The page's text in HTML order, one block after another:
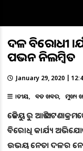
ଦଳ ବିରୋଧୀ
ପଭନ ନିଲମ୍ବିତ
January 29, 2020 |
ଜାତୀୟ ବଡ ଖବର ମୁଖ୍ୟ
ଜେଡିୟୁ ରୁ ଆଜି
ବିରୋଧି କାର୍ଯ୍ୟ
ଉଭୟ ନେତା ଦଳର